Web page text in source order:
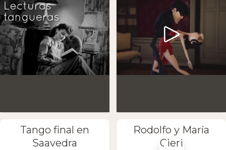
Tango final en
Saavedra
Rodolfo y María
Cieri